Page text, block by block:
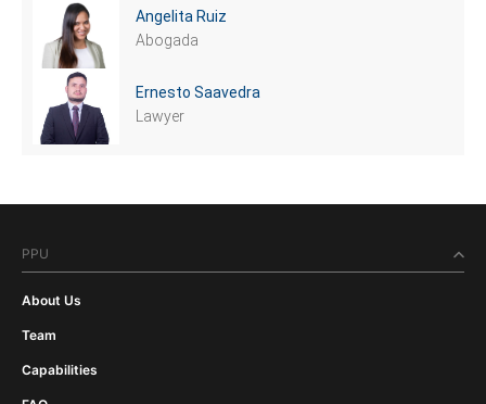
Angelita Ruiz
Abogada
Ernesto Saavedra
Lawyer
PPU
About Us
Team
Capabilities